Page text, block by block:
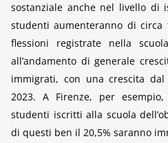
sostanziale anche nel livello di
studenti aumenteranno di circa
flessioni registrate nella
all’andamento di generale
immigrati, con una crescita
2023. A Firenze, per
studenti iscritti alla scuola
di questi ben il 20,5% saranno